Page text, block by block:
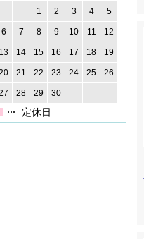
1 2 3 4 5
6 7 8 9 10 11 12
13 14 15 16 17 18 19
21 22 23 24 25 26
28 29 30
定休日